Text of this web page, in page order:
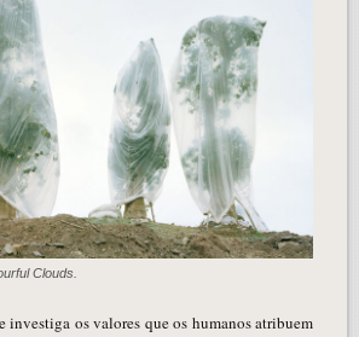
Clouds.
investiga os valores que os humanos atribuem